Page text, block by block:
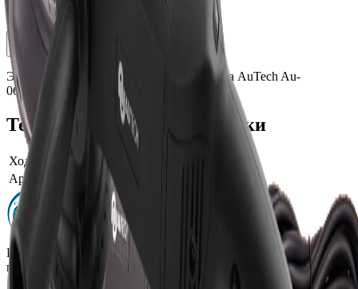
Оригинал 100%
Сертифицированный товар
Описание
Эксцентриковая полировальная машинка AuTech Au-
061501150B15
Технические характеристики
Ход эксцентрика
Артикул производителя
Профессиональная автохимия, оборудование и расходные
материалы для детейлинга.